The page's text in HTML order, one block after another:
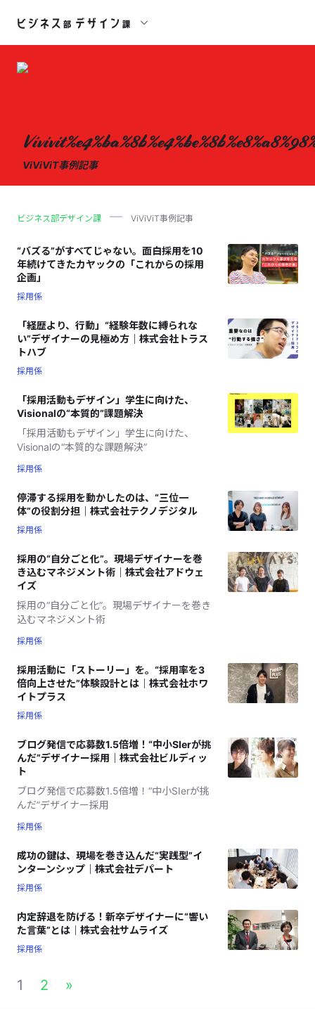
ViViViT事例記事
ビジネス部デザイン課 ViViViT事例記事
“バズる”がすべてじゃない。面白採用を10
年続けてきたカヤックの「これからの採用
企画」
採用係
「経歴より、行動」“経験年数に縛られな
い”デザイナーの見極め方｜株式会社トラス
トハブ
採用係
「採用活動もデザイン」学生に向けた、
Visionalの“本質的”課題解決
「採用活動もデザイン」学生に向けた、
Visionalの“本質的な課題解決”
採用係
停滞する採用を動かしたのは、“三位一
体”の役割分担｜株式会社テクノデジタル
採用係
採用の“自分ごと化”。現場デザイナーを巻
き込むマネジメント術｜株式会社アドウェ
イズ
採用の“自分ごと化”。現場デザイナーを巻き
込むマネジメント術
採用係
採用活動に「ストーリー」を。“採用率を3
倍向上させた”体験設計とは｜株式会社ホワ
イトプラス
採用係
ブログ発信で応募数1.5倍増！“中小SIerが挑
んだ”デザイナー採用｜株式会社ビルディッ
ト
ブログ発信で応募数1.5倍増！“中小SIerが挑
んだ”デザイナー採用
採用係
成功の鍵は、現場を巻き込んだ“実践型”イ
ンターンシップ｜株式会社デパート
採用係
内定辞退を防げる！新卒デザイナーに“響い
た言葉”とは｜株式会社サムライズ
採用係
1 2 »